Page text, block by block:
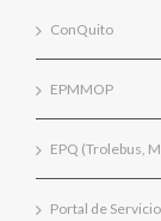
ConQuito
EPMMOP
EPQ (Trolebus,
Portal de